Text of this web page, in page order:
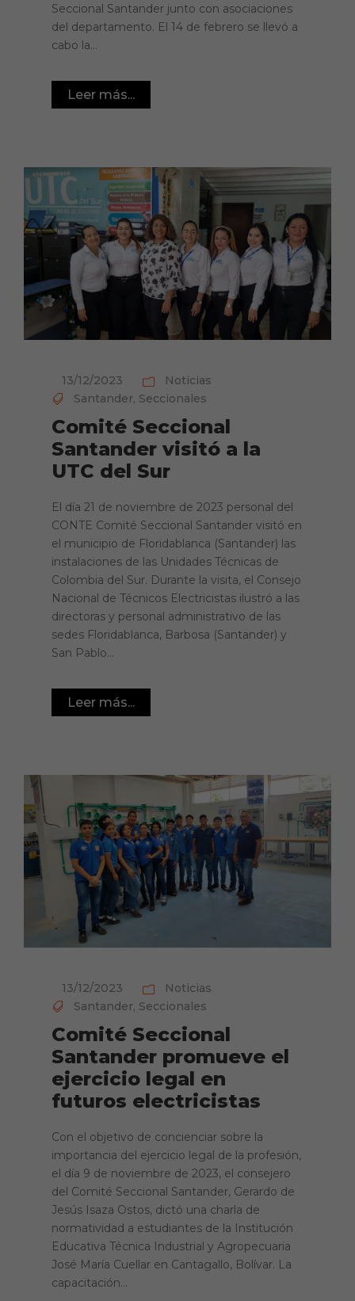
Seccional Santander junto con asociaciones
del departamento. El 14 de febrero se llevó a
cabo la...
Leer más...
13/12/2023
Noticias
Santander, Seccionales
Comité Seccional
Santander visitó a la
UTC del Sur
El día 21 de noviembre de 2023 personal del
CONTE Comité Seccional Santander visitó en
el municipio de Floridablanca (Santander) las
instalaciones de las Unidades Técnicas de
Colombia del Sur. Durante la visita, el Consejo
Nacional de Técnicos Electricistas ilustró a las
directoras y personal administrativo de las
sedes Floridablanca, Barbosa (Santander) y
San Pablo...
Leer más...
13/12/2023
Noticias
Santander, Seccionales
Comité Seccional
Santander promueve el
ejercicio legal en
futuros electricistas
Con el objetivo de concienciar sobre la
importancia del ejercicio legal de la profesión,
el día 9 de noviembre de 2023, el consejero
del Comité Seccional Santander, Gerardo de
Jesús Isaza Ostos, dictó una charla de
normatividad a estudiantes de la Institución
Educativa Técnica Industrial y Agropecuaria
José María Cuellar en Cantagallo, Bolívar. La
capacitación...